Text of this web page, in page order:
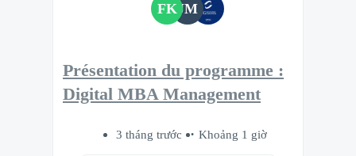
FK JM
Présentation du programme :
Digital MBA Management
3 tháng trước Khoảng 1 giờ